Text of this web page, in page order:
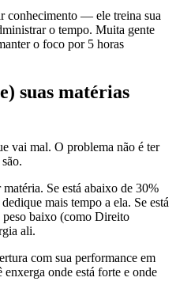
conhecimento — ele treina sua
o tempo. Muita gente
o foco por 5 horas
suas matérias
vai mal. O problema não é ter
Se está abaixo de 30%
mais tempo a ela. Se está
peso baixo (como Direito
ali.
com sua performance em
onde está forte e onde